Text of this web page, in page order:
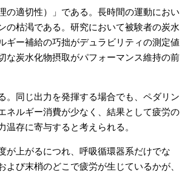
の適切性）」である。長時間の運動におい
の枯渇である。研究において被験者の炭水
ギー補給の巧拙がデュラビリティの測定値
な炭水化物摂取がパフォーマンス維持の前
。同じ出力を発揮する場合でも、ペダリン
ネルギー消費が少なく、結果として疲労の
存に寄与すると考えられる。
が上がるにつれ、呼吸循環器系だけでな
び末梢のどこで疲労が生じているかが、